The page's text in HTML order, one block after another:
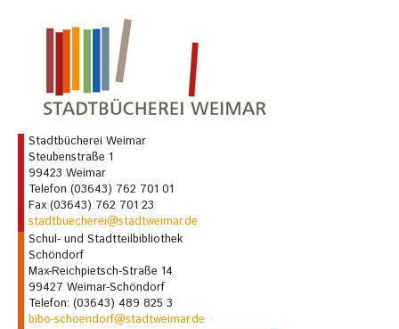
Stadtbücherei Weimar
Steubenstraße 1
99423 Weimar
Telefon (03643) 762 701 01
Fax (03643) 762 701 23
stadtbuecherei@stadtweimar.de
Schul- und Stadtteilbibliothek
Schöndorf
Max-Reichpietsch-Straße 14
99427 Weimar-Schöndorf
Telefon: (03643) 489 825 3
bibo-schoendorf@stadtweimar.de